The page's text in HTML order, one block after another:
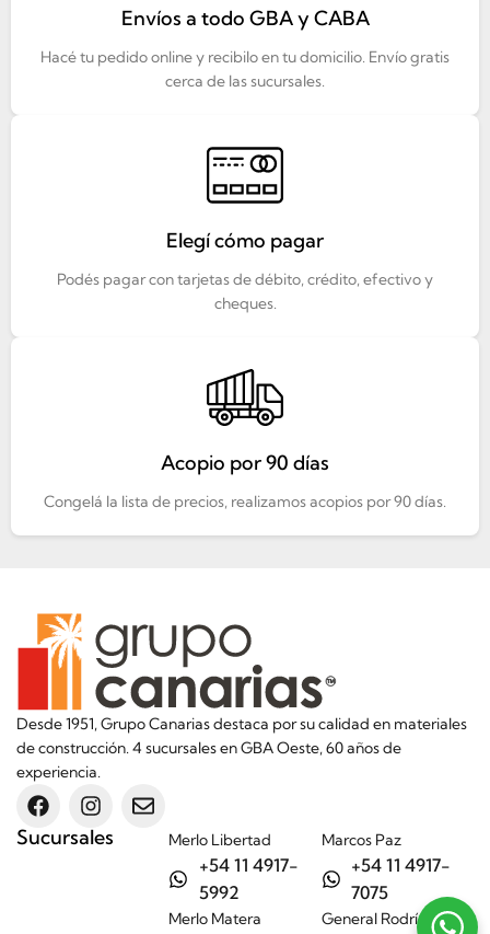
Envíos a todo GBA y CABA
Hacé tu pedido online y recibilo en tu domicilio. Envío gratis
cerca de las sucursales.
Elegí cómo pagar
Podés pagar con tarjetas de débito, crédito, efectivo y
cheques.
Acopio por 90 días
Congelá la lista de precios, realizamos acopios por 90 días.
Desde 1951, Grupo Canarias destaca por su calidad en materiales
de construcción. 4 sucursales en GBA Oeste, 60 años de
experiencia.
Sucursales Merlo Libertad
+54 11 4917-
5992
Merlo Matera
Marcos Paz
+54 11 4917-
7075
General Rodríguez